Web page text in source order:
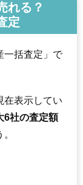
れる？
定
一括査定」で
在表示してい
6社の査定額